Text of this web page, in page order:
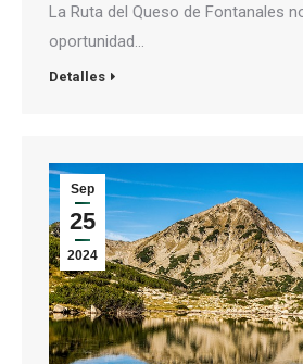
La Ruta del Queso de Fontanales
oportunidad…
Detalles
Sep
25
2024